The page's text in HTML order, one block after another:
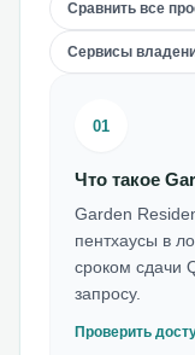
Сравнить все
Сервисы
01
Что такое
Garden
пентхаусы в
сроком сдачи
запросу.
Проверить